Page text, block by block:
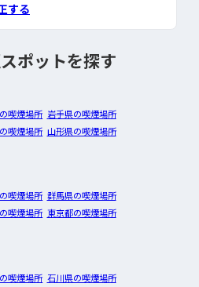
する
ポットを探す
喫煙場所 岩手県の喫煙場所
喫煙場所 山形県の喫煙場所
喫煙場所 群馬県の喫煙場所
喫煙場所 東京都の喫煙場所
喫煙場所 石川県の喫煙場所